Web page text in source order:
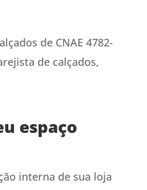
de CNAE 4782-
de calçados,
espaço
interna de sua loja